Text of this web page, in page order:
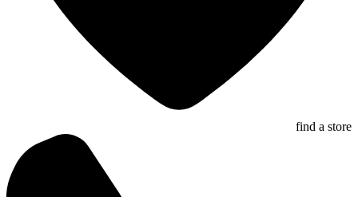
find a store